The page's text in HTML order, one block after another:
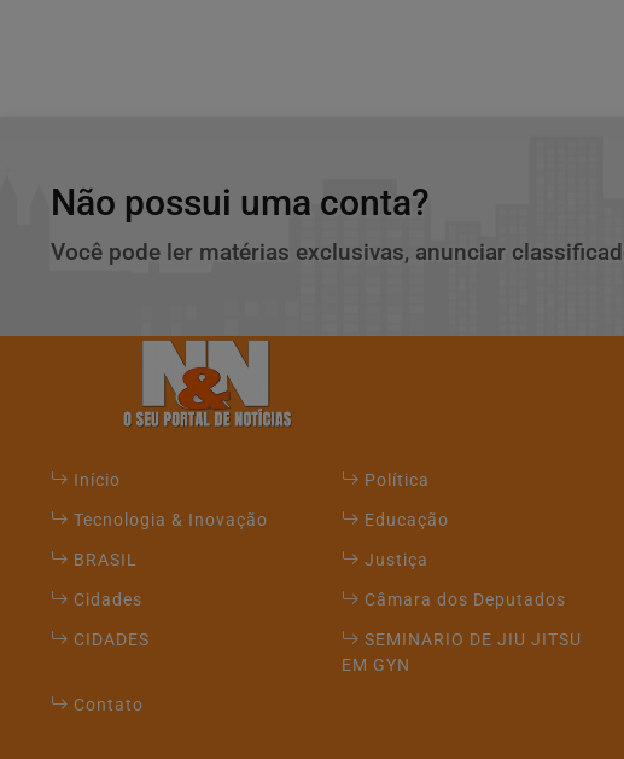
Não possui uma conta?
Você pode ler matérias exclusivas, anunciar
Início Política
Tecnologia & Inovação
Educação
BRASIL
Justiça
Cidades
Câmara dos Deputados
CIDADES
SEMINARIO DE JIU JITSU
EM GYN
Contato